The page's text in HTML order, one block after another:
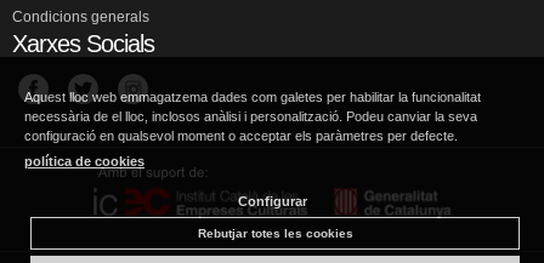
Condicions generals
Xarxes Socials
Aquest lloc web emmagatzema dades com galetes per habilitar la funcionalitat
necessària de el lloc, inclosos anàlisi i personalització. Podeu canviar la seva
configuració en qualsevol moment o acceptar els paràmetres per defecte.
política de cookies
Configurar
Rebutjar totes les cookies